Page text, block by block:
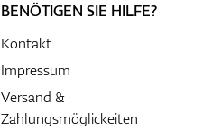
BENÖTIGEN SIE HILFE?
Kontakt
Impressum
Versand &
Zahlungsmöglickeiten